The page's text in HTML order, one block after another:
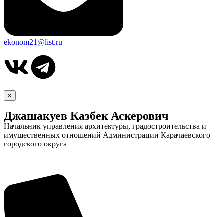
ekonom21@list.ru
×
Джашакуев Казбек Аскерович
Начальник управления архитектуры, градостроительства и
имущественных отношений Администрации Карачаевского
городского округа